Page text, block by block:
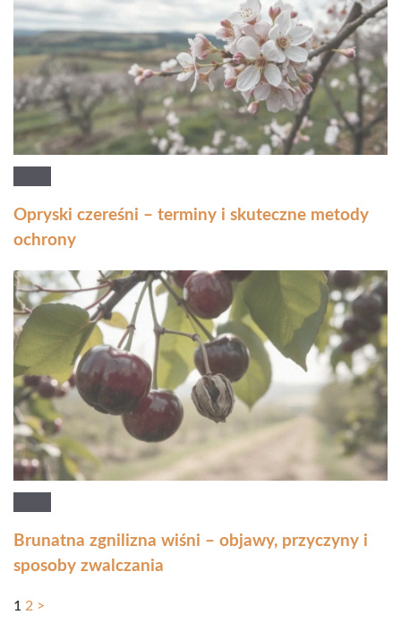
Opryski czereśni – terminy i skuteczne metody
ochrony
Brunatna zgnilizna wiśni – objawy, przyczyny i
sposoby zwalczania
1 2 >